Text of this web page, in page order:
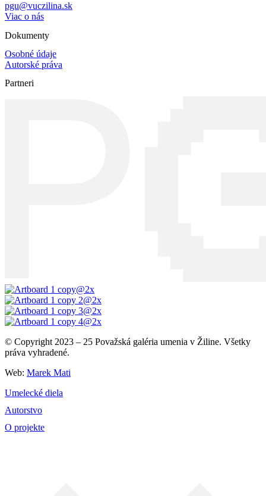
pgu@vuczilina.sk
Viac o nás
Dokumenty
Osobné údaje
Autorské práva
Partneri
© Copyright 2023 – 25 Považská galéria umenia v Žiline. Všetky
práva vyhradené.
Web: Marek Mati
Umelecké diela
Autorstvo
O projekte